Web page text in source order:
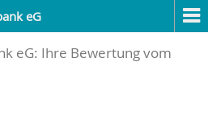
eG
eG: Ihre Bewertung vom